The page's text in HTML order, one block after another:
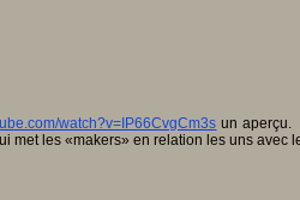
watch?v=IP66CvgCm3s un aperçu.
met les «makers» en relation les uns avec